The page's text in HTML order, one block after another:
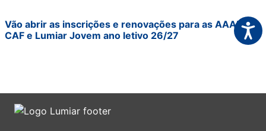
Vão abrir as inscrições e renovações para as AAAF,
CAF e Lumiar Jovem ano letivo 26/27